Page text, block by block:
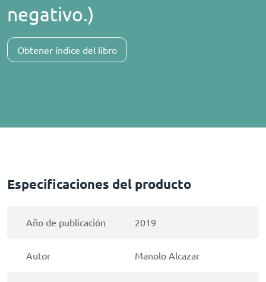
negativo.)
Obtener índice del libro
Especificaciones del producto
Año de publicación 2019
Autor Manolo Alcazar